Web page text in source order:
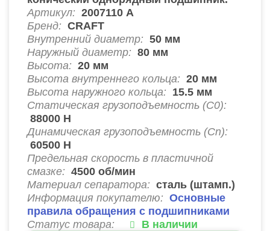
Артикул: 2007110 А
Бренд: CRAFT
Внутренний диаметр: 50 мм
Наружный диаметр: 80 мм
Высота: 20 мм
Высота внутреннего кольца: 20 мм
Высота наружного кольца: 15.5 мм
Статическая грузоподъемность (C0):
88000 Н
Динамическая грузоподъемность (Cn):
60500 Н
Предельная скорость в пластичной
смазке: 4500 об/мин
Материал сепаратора: сталь (штамп.)
Информация покупателю: Основные
правила обращения с подшипниками
Статус товара:
В наличии